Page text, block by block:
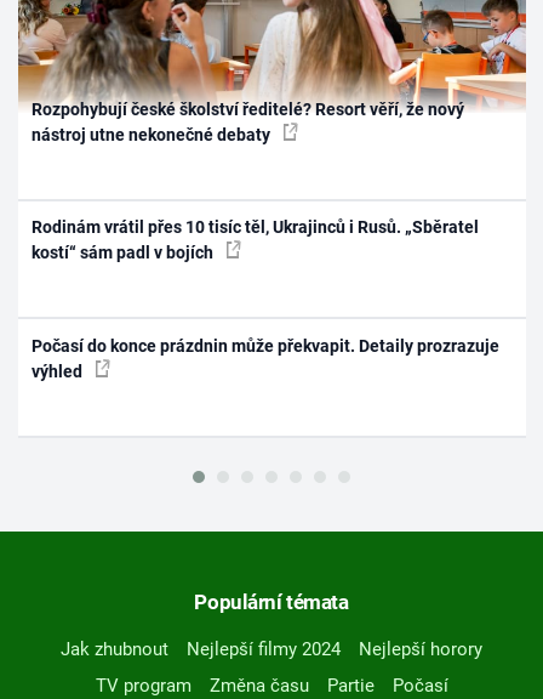
Rozpohybují české školství ředitelé? Resort věří, že nový
nástroj utne nekonečné debaty
Rodinám vrátil přes 10 tisíc těl, Ukrajinců i Rusů. „Sběratel
kostí“ sám padl v bojích
Počasí do konce prázdnin může překvapit. Detaily prozrazuje
výhled
Populární témata
Jak zhubnout Nejlepší filmy 2024
Nejlepší horory
TV program
Změna času Partie
Počasí